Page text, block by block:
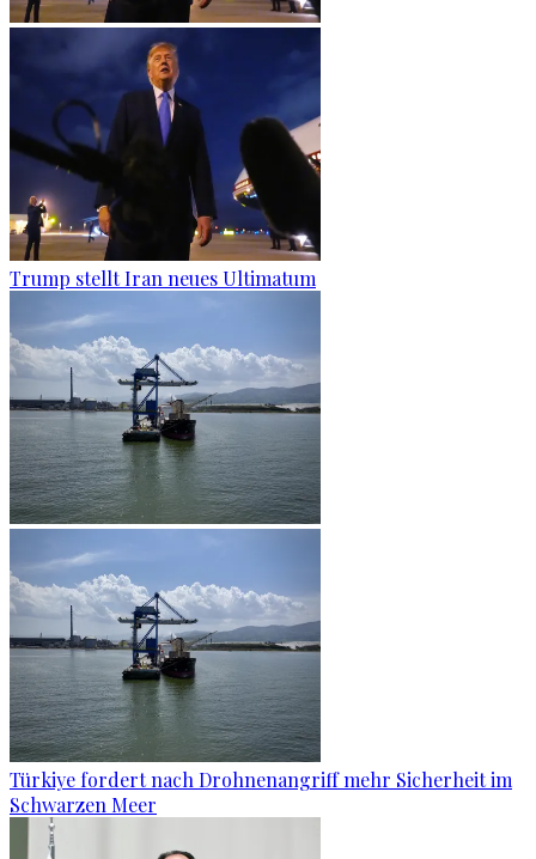
Trump stellt Iran neues Ultimatum
Türkiye fordert nach Drohnenangriff mehr Sicherheit im
Schwarzen Meer